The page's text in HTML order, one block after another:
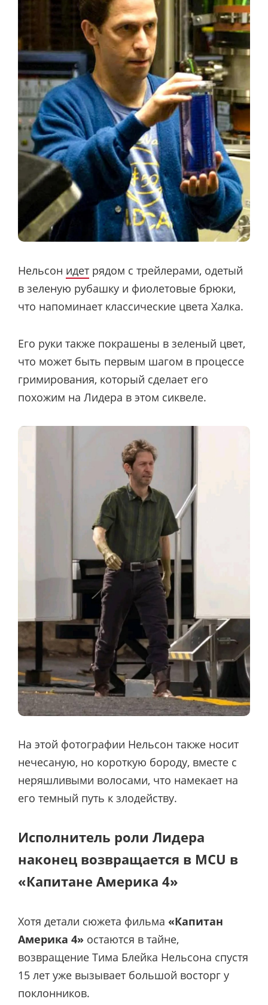
Нельсон идет рядом с трейлерами, одетый
в зеленую рубашку и фиолетовые брюки,
что напоминает классические цвета Халка.
Его руки также покрашены в зеленый цвет,
что может быть первым шагом в процессе
гримирования, который сделает его
похожим на Лидера в этом сиквеле.
На этой фотографии Нельсон также носит
нечесаную, но короткую бороду, вместе с
неряшливыми волосами, что намекает на
его темный путь к злодейству.
Исполнитель роли Лидера
наконец возвращается в MCU в
«Капитане Америка 4»
Хотя детали сюжета фильма «Капитан
Америка 4» остаются в тайне,
возвращение Тима Блейка Нельсона спустя
15 лет уже вызывает большой восторг у
поклонников.